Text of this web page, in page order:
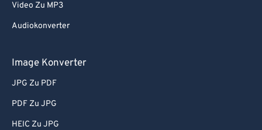
Video Zu MP3
Audiokonverter
Image Konverter
JPG Zu PDF
PDF Zu JPG
HEIC Zu JPG